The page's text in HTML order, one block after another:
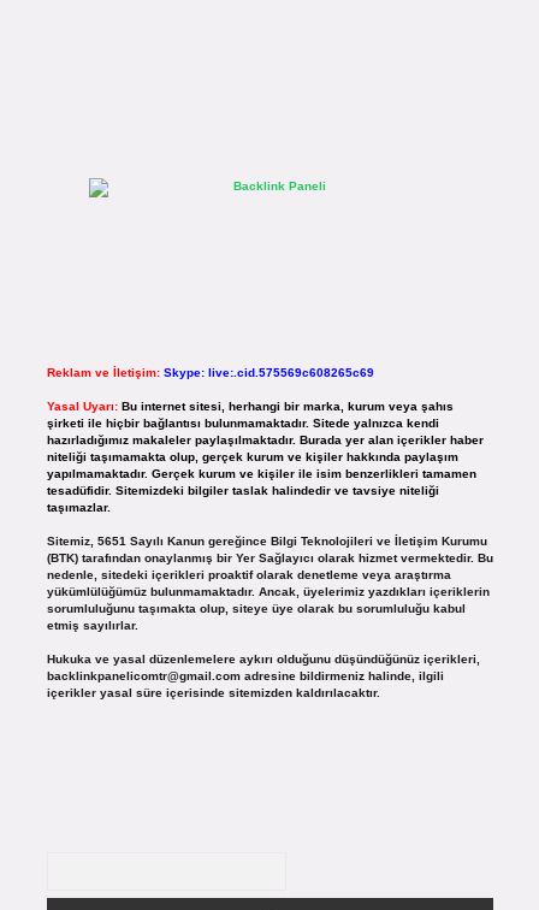
Reklam ve İletişim: Skype: live:.cid.575569c608265c69
Yasal Uyarı: Bu internet sitesi, herhangi bir marka, kurum veya şahıs
şirketi ile hiçbir bağlantısı bulunmamaktadır. Sitede yalnızca kendi
hazırladığımız makaleler paylaşılmaktadır. Burada yer alan içerikler haber
niteliği taşımamakta olup, gerçek kurum ve kişiler hakkında paylaşım
yapılmamaktadır. Gerçek kurum ve kişiler ile isim benzerlikleri tamamen
tesadüfidir. Sitemizdeki bilgiler taslak halindedir ve tavsiye niteliği
taşımazlar.
Sitemiz, 5651 Sayılı Kanun gereğince Bilgi Teknolojileri ve İletişim Kurumu
(BTK) tarafından onaylanmış bir Yer Sağlayıcı olarak hizmet vermektedir. Bu
nedenle, sitedeki içerikleri proaktif olarak denetleme veya araştırma
yükümlülüğümüz bulunmamaktadır. Ancak, üyelerimiz yazdıkları içeriklerin
sorumluluğunu taşımakta olup, siteye üye olarak bu sorumluluğu kabul
etmiş sayılırlar.
Hukuka ve yasal düzenlemelere aykırı olduğunu düşündüğünüz içerikleri,
backlinkpanelicomtr@gmail.comadresine bildirmeniz halinde, ilgili
içerikler yasal süre içerisinde sitemizden kaldırılacaktır.